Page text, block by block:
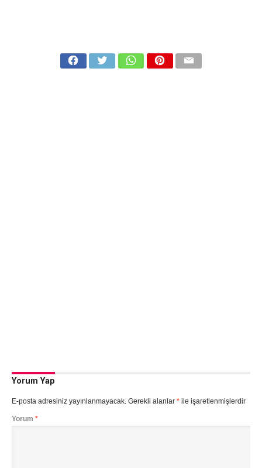
Yorum Yap
E-posta adresiniz yayınlanmayacak. Gerekli alanlar *ile işaretlenmişlerdir
Yorum *